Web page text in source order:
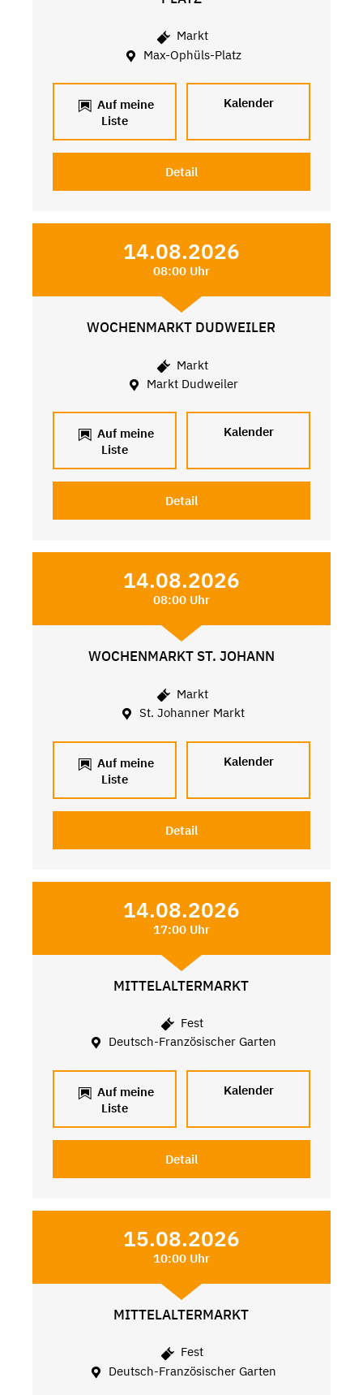
Markt
Max-Ophüls-Platz
Auf meine
Liste
Kalender
Detail
14.08.2026
08:00 Uhr
WOCHENMARKT DUDWEILER
Markt
Markt Dudweiler
Auf meine
Liste
Kalender
Detail
14.08.2026
08:00 Uhr
WOCHENMARKT ST. JOHANN
Markt
St. Johanner Markt
Auf meine
Liste
Kalender
Detail
14.08.2026
17:00 Uhr
MITTELALTERMARKT
Fest
Deutsch-Französischer Garten
Auf meine
Liste
Kalender
Detail
15.08.2026
10:00 Uhr
MITTELALTERMARKT
Fest
Deutsch-Französischer Garten